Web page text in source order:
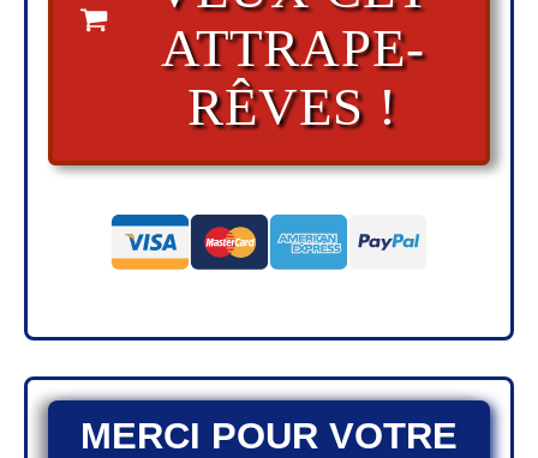
ATTRAPE-
RÊVES !
MERCI POUR VOTRE